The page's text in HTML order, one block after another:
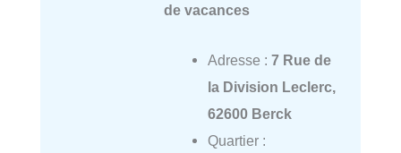
de vacances
Adresse : 7 Rue de
la Division Leclerc,
62600 Berck
Quartier :